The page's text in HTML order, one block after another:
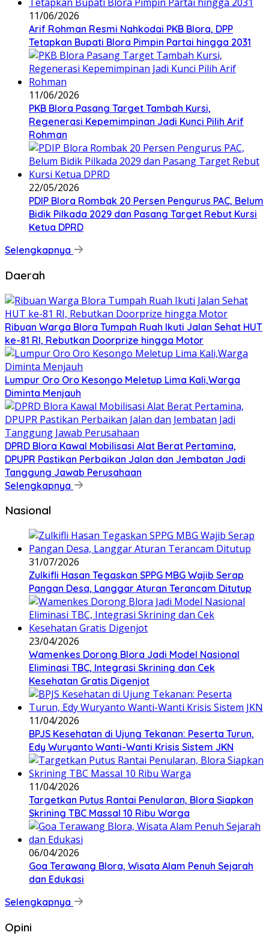
11/06/2026
Arif Rohman Resmi Nahkodai PKB Blora, DPP
Tetapkan Bupati Blora Pimpin Partai hingga 2031
11/06/2026
PKB Blora Pasang Target Tambah Kursi,
Regenerasi Kepemimpinan Jadi Kunci Pilih Arif
Rohman
22/05/2026
PDIP Blora Rombak 20 Persen Pengurus PAC, Belum
Bidik Pilkada 2029 dan Pasang Target Rebut Kursi
Ketua DPRD
Selengkapnya
Daerah
Ribuan Warga Blora Tumpah Ruah Ikuti Jalan Sehat HUT
ke-81 RI, Rebutkan Doorprize hingga Motor
Lumpur Oro Oro Kesongo Meletup Lima Kali,Warga
Diminta Menjauh
DPRD Blora Kawal Mobilisasi Alat Berat Pertamina,
DPUPR Pastikan Perbaikan Jalan dan Jembatan Jadi
Tanggung Jawab Perusahaan
Selengkapnya
Nasional
31/07/2026
Zulkifli Hasan Tegaskan SPPG MBG Wajib Serap
Pangan Desa, Langgar Aturan Terancam Ditutup
23/04/2026
Wamenkes Dorong Blora Jadi Model Nasional
Eliminasi TBC, Integrasi Skrining dan Cek
Kesehatan Gratis Digenjot
11/04/2026
BPJS Kesehatan di Ujung Tekanan: Peserta Turun,
Edy Wuryanto Wanti-Wanti Krisis Sistem JKN
11/04/2026
‎Targetkan Putus Rantai Penularan, Blora Siapkan
Skrining TBC Massal 10 Ribu Warga
06/04/2026
Goa Terawang Blora, Wisata Alam Penuh Sejarah
dan Edukasi
Selengkapnya
Opini